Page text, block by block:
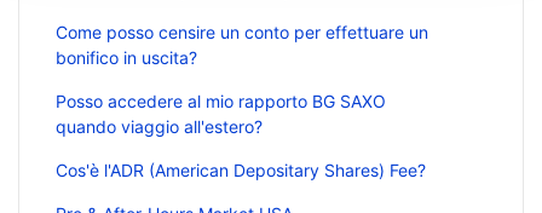
Come posso censire un conto per effettuare un
bonifico in uscita?
Posso accedere al mio rapporto BG SAXO
quando viaggio all'estero?
Cos'è l'ADR (American Depositary Shares) Fee?